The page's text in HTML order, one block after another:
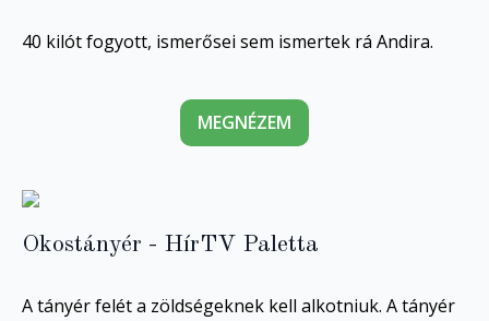
40 kilót fogyott, ismerősei sem ismertek rá Andira.
MEGNÉZEM
Okostányér - HírTV Paletta
A tányér felét a zöldségeknek kell alkotniuk. A tányér